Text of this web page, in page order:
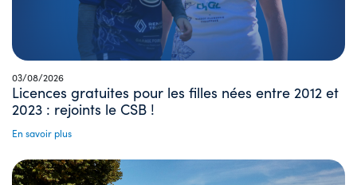
03/08/2026
Licences gratuites pour les filles nées entre 2012 et
2023 : rejoints le CSB !
En savoir plus